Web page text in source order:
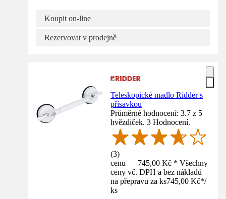
Koupit on-line
Rezervovat v prodejně
Teleskopické madlo Ridder s
přísavkou
Průměrné hodnocení: 3.7 z 5
hvězdiček. 3 Hodnocení.
(3)
cenu — 745,00 Kč * Všechny
ceny vč. DPH a bez nákladů
na přepravu za ks745,00 Kč*/
ks